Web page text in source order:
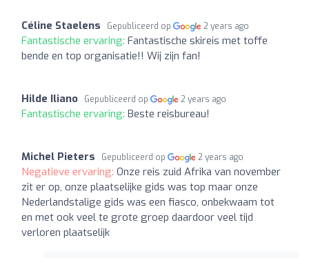
Céline Staelens Gepubliceerd op 2 years ago
Fantastische ervaring: Fantastische skireis met toffe
bende en top organisatie!! Wij zijn fan!
Hilde Iliano Gepubliceerd op 2 years ago
Fantastische ervaring: Beste reisbureau!
Michel Pieters Gepubliceerd op 2 years ago
Negatieve ervaring: Onze reis zuid Afrika van november
zit er op, onze plaatselijke gids was top maar onze
Nederlandstalige gids was een fiasco, onbekwaam tot
en met ook veel te grote groep daardoor veel tijd
verloren plaatselijk